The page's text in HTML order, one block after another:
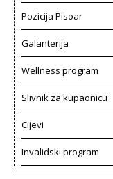
Pozicija Pisoar
Galanterija
Wellness program
Slivnik za kupaonicu
Cijevi
Invalidski program